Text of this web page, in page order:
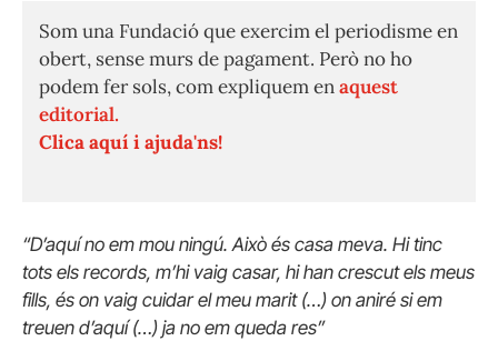
Som una Fundació que exercim el periodisme en
obert, sense murs de pagament. Però no ho
podem fer sols, com expliquem enaquest
editorial.
Clica aquí i ajuda'ns!
“D’aquí no em mou ningú. Això és casa meva. Hi tinc
tots els records, m’hi vaig casar, hi han crescut els meus
fills, és on vaig cuidar el meu marit (…) on aniré si em
treuen d’aquí (…) ja no em queda res”